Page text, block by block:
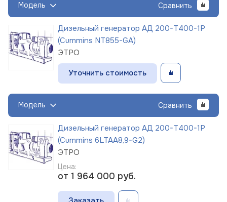
Модель Сравнить
Дизельный генератор АД 200-Т400-1Р
(Cummins NT855-GA)
ЭТРО
Уточнить стоимость
Модель Сравнить
Дизельный генератор АД 200-Т400-1Р
(Cummins 6LTAA8,9-G2)
ЭТРО
Цена:
от 1 964 000 руб.